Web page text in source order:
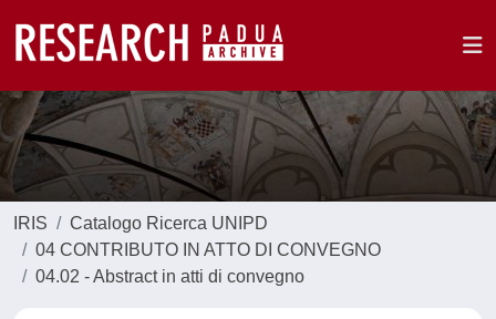
IRIS
Catalogo Ricerca UNIPD
04 CONTRIBUTO IN ATTO DI CONVEGNO
04.02 - Abstract in atti di convegno